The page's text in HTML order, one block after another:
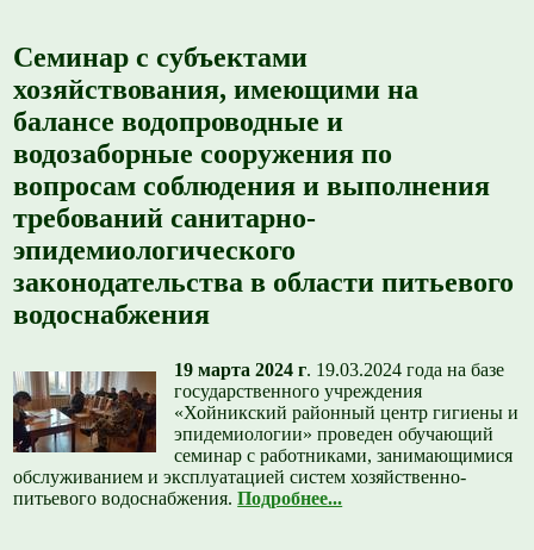
Семинар с субъектами
хозяйствования, имеющими на
балансе водопроводные и
водозаборные сооружения по
вопросам соблюдения и выполнения
требований санитарно-
эпидемиологического
законодательства в области питьевого
водоснабжения
19 марта 2024 г. 19.03.2024 года на базе
государственного учреждения
«Хойникский районный центр гигиены и
эпидемиологии» проведен обучающий
семинар с работниками, занимающимися
обслуживанием и эксплуатацией систем хозяйственно-
питьевого водоснабжения.Подробнее...